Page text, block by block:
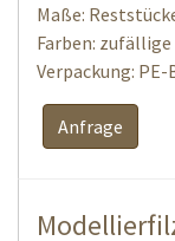
Maße:
Farben:
Verpackung:
Anfrage